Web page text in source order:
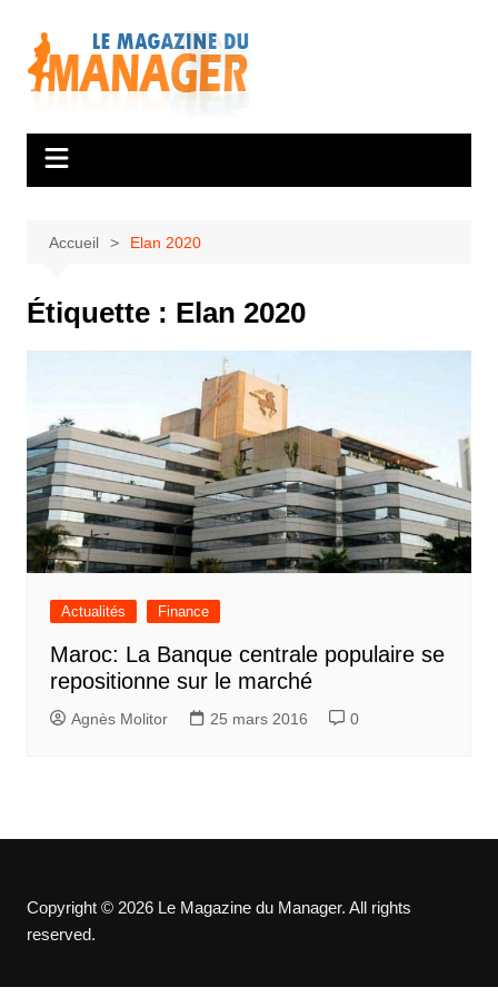
contenu
Accueil Elan 2020
Étiquette : Elan 2020
Actualités Finance
Maroc: La Banque centrale populaire se
repositionne sur le marché
Agnès Molitor 25 mars 2016 0
Copyright © 2026 Le Magazine du Manager. All rights
reserved.